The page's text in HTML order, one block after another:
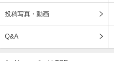
投稿写真・動画
Q&A